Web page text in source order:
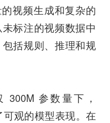
视频生成和复杂的
标注的视频数据中
括规则、推理和规
参数量下，
观的模型表现。在